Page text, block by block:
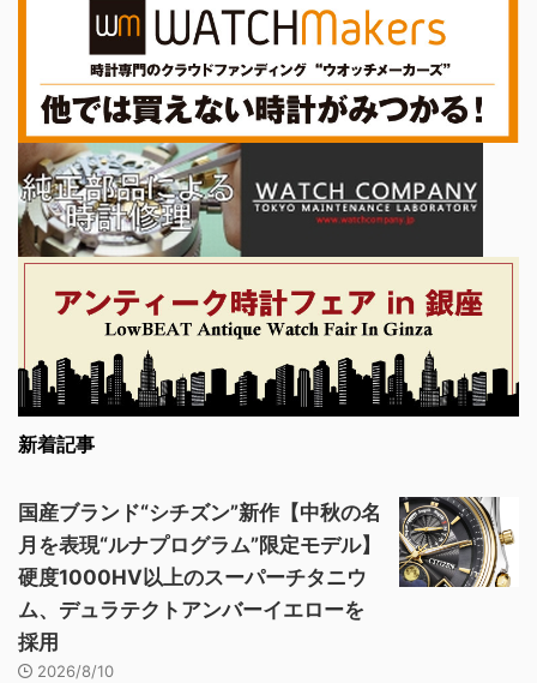
新着記事
国産ブランド“シチズン”新作【中秋の名
月を表現“ルナプログラム”限定モデル】
硬度1000HV以上のスーパーチタニウ
ム、デュラテクトアンバーイエローを
採用
2026/8/10